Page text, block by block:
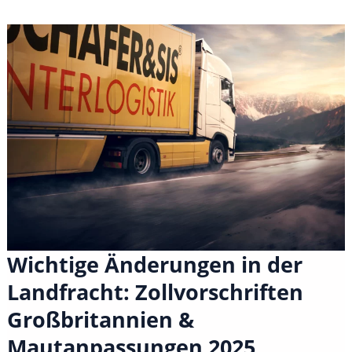
dem
07.01.2025
Wichtige Änderungen in der
Landfracht: Zollvorschriften
Großbritannien &